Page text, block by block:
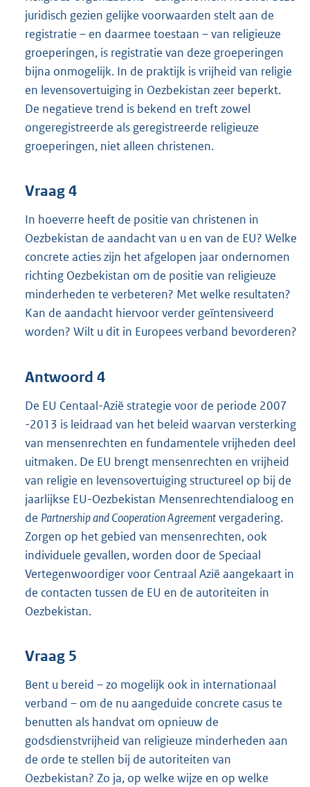
juridisch gezien gelijke voorwaarden stelt aan de
registratie – en daarmee toestaan – van religieuze
groeperingen, is registratie van deze groeperingen
bijna onmogelijk. In de praktijk is vrijheid van religie
en levensovertuiging in Oezbekistan zeer beperkt.
De negatieve trend is bekend en treft zowel
ongeregistreerde als geregistreerde religieuze
groeperingen, niet alleen christenen.
Vraag 4
In hoeverre heeft de positie van christenen in
Oezbekistan de aandacht van u en van de EU? Welke
concrete acties zijn het afgelopen jaar ondernomen
richting Oezbekistan om de positie van religieuze
minderheden te verbeteren? Met welke resultaten?
Kan de aandacht hiervoor verder geïntensiveerd
worden? Wilt u dit in Europees verband bevorderen?
Antwoord 4
De EU Centaal-Azië strategie voor de periode 2007
-2013 is leidraad van het beleid waarvan versterking
van mensenrechten en fundamentele vrijheden deel
uitmaken. De EU brengt mensenrechten en vrijheid
van religie en levensovertuiging structureel op bij de
jaarlijkse EU-Oezbekistan Mensenrechtendialoog en
de Partnership and Cooperation Agreementvergadering.
Zorgen op het gebied van mensenrechten, ook
individuele gevallen, worden door de Speciaal
Vertegenwoordiger voor Centraal Azië aangekaart in
de contacten tussen de EU en de autoriteiten in
Oezbekistan.
Vraag 5
Bent u bereid – zo mogelijk ook in internationaal
verband – om de nu aangeduide concrete casus te
benutten als handvat om opnieuw de
godsdienstvrijheid van religieuze minderheden aan
de orde te stellen bij de autoriteiten van
Oezbekistan? Zo ja, op welke wijze en op welke